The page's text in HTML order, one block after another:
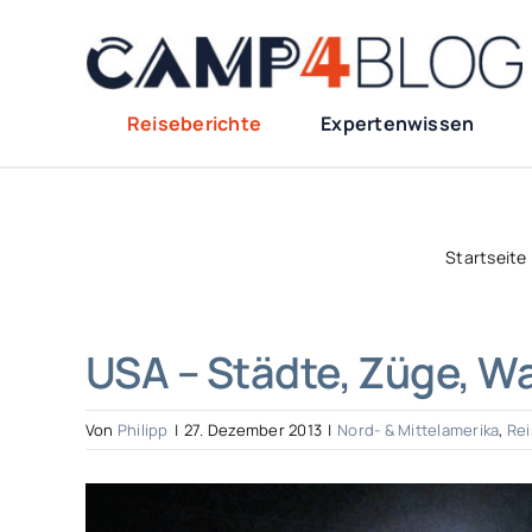
Reiseberichte
Expertenwissen
Startseite
USA – Städte, Züge,
Von Philipp | 27. Dezember 2013 | Nord- & Mittelamerika,